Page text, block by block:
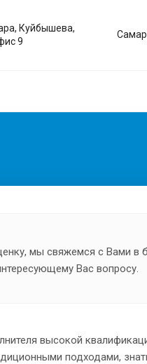
Куйбышева,
9
мы свяжемся с Вами в
Вас вопросу.
высокой
подходами,